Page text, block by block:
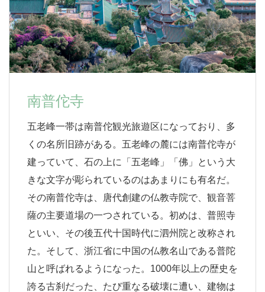
南普佗寺
五老峰一帯は南普佗観光旅遊区になっており、多
くの名所旧跡がある。五老峰の麓には南普佗寺が
建っていて、石の上に「五老峰」「佛」という大
きな文字が彫られているのはあまりにも有名だ。
その南普佗寺は、唐代創建の仏教寺院で、観音菩
薩の主要道場の一つされている。初めは、普照寺
といい、その後五代十国時代に泗州院と改称され
た。そして、浙江省に中国の仏教名山である普陀
山と呼ばれるようになった。1000年以上の歴史を
誇る古刹だった、たび重なる破壊に遭い、建物は